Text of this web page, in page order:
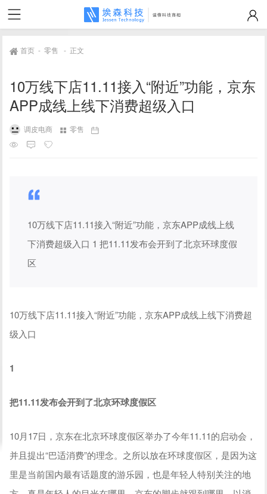
首页 -零售 - 正文
10万线下店11.11接入“附近”功能，京东
APP成线上线下消费超级入口
调皮电商 零售
10万线下店11.11接入“附近”功能，京东APP成线上线
下消费超级入口 1 把11.11发布会开到了北京环球度假
区
10万线下店11.11接入“附近”功能，京东APP成线上线下消费超
级入口
1
把11.11发布会开到了北京环球度假区
10月17日，京东在北京环球度假区举办了今年11.11的启动会，
并且提出“巴适消费”的理念。之所以放在环球度假区，是因为这
里是当前国内最有话题度的游乐园，也是年轻人特别关注的地